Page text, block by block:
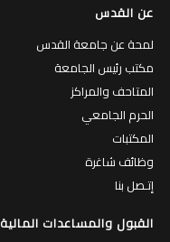
عن القدس
لمحة عن جامعة القدس
مكتب رئيس الجامعة
المتاحف والمراكز
الحرم الجامعي
المكتبات
وظائف شاغرة
إتـصل بنا
القبول والمساعدات المالية